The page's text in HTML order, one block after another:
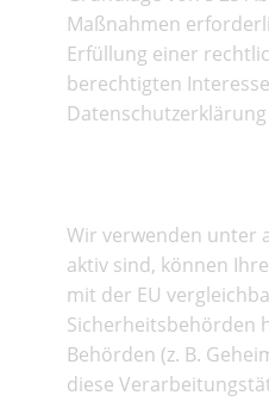
Maßnahmen
Erfüllung einer
berechtigten
Wir verwenden unter
aktiv sind, können
mit der EU
Sicherheitsbehörden
Behörden (z. B.
diese